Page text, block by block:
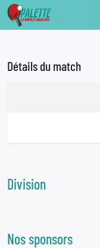
Détails du match
Division
Nos sponsors